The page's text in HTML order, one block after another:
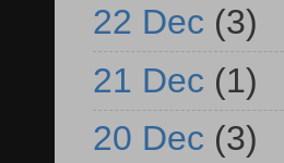
22 Dec (3)
21 Dec (1)
20 Dec (3)